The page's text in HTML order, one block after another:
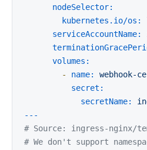
nodeSelector:
kubernetes.io/os:
serviceAccountName:
volumes:
-
name:
webhook-
secret:
secretName:
---
# Source: ingress-nginx/
# We don't support